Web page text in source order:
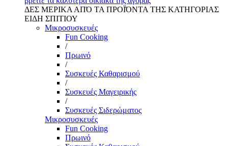
ΔΕΣ ΜΕΡΙΚΑ ΑΠΌ ΤΑ ΠΡΟΪΌΝΤΑ ΤΗΣ ΚΑΤΗΓΟΡΙΑΣ
ΕΙΔΗ ΣΠΙΤΙΟΥ
Μικροσυσκευές
Fun Cooking
/
Πρωινό
/
Συσκευές Καθαρισμού
/
Συσκευές Μαγειρικής
/
Συσκευές Σιδερώματος
Μικροσυσκευές
Fun Cooking
Πρωινό